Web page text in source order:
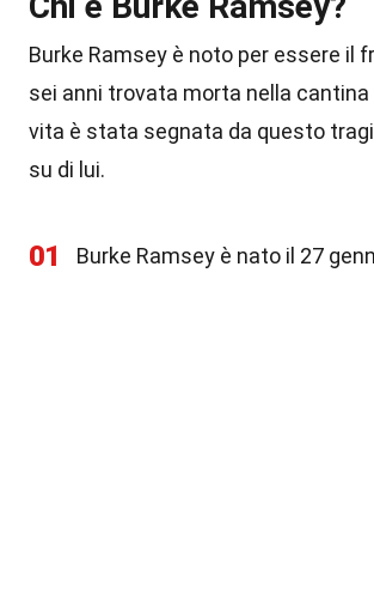
Burke Ramsey è noto per essere il
sei anni trovata morta nella cantina
vita è stata segnata da questo
su di lui.
01 Burke Ramsey è nato il 27